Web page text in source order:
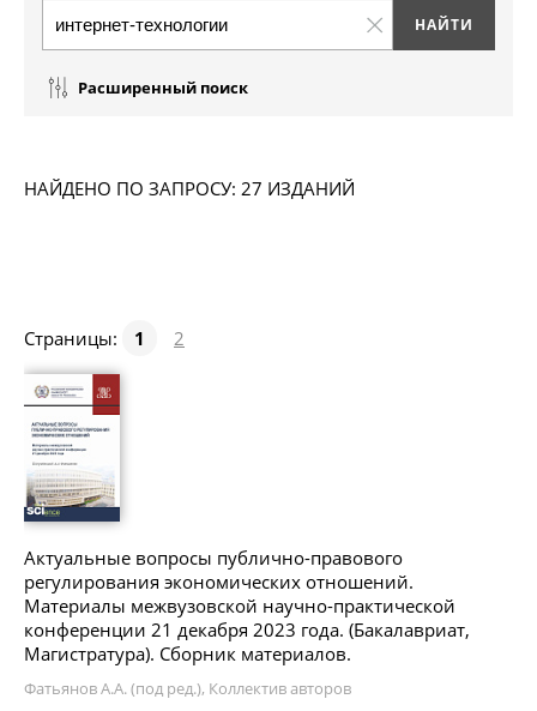
Расширенный поиск
НАЙДЕНО ПО ЗАПРОСУ: 27 ИЗДАНИЙ
Страницы: 1 2
Актуальные вопросы публично-правового
регулирования экономических отношений.
Материалы межвузовской научно-практической
конференции 21 декабря 2023 года. (Бакалавриат,
Магистратура). Сборник материалов.
Фатьянов А.А. (под ред.), Коллектив авторов